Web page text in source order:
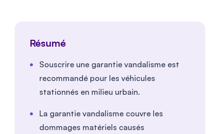
Résumé
Souscrire une garantie vandalisme est
recommandé pour les véhicules
stationnés en milieu urbain.
La garantie vandalisme couvre les
dommages matériels causés